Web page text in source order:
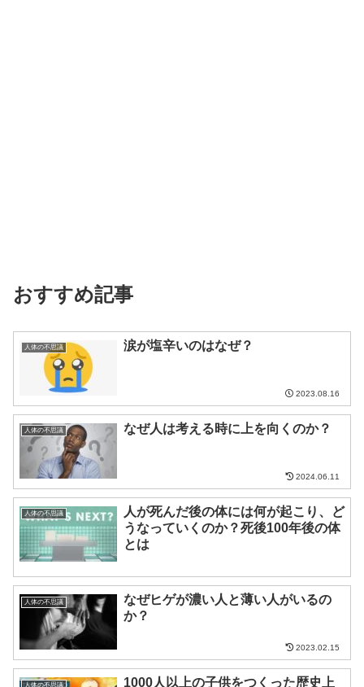
おすすめ記事
人体の不思議 涙が塩辛いのはなぜ？
2023.08.16
人体の不思議 なぜ人は考える時に上を向くのか？
2024.06.11
人体の不思議
人が死んだ後の体には何が起こり、ど
うなっていくのか？死後100年後の体
とは
人体の不思議
なぜヒゲが濃い人と薄い人がいるの
か？
2023.02.15
人体の不思議 1000人以上の子供をつくった歴史上